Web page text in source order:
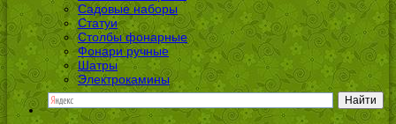
Садовые наборы
Статуи
Столбы фонарные
Фонари ручные
Шатры
Электрокамины